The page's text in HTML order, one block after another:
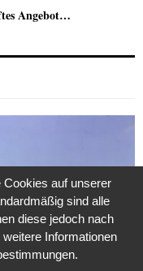
Angebot…
auf unserer
sind alle
diese jedoch nach
Informationen